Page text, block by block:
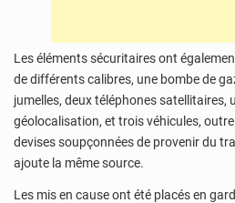
Les éléments sécuritaires ont
de différents calibres, une bombe de
jumelles, deux téléphones satellitaires,
géolocalisation, et trois véhicules,
devises soupçonnées de provenir du
ajoute la même source.
Les mis en cause ont été placés en